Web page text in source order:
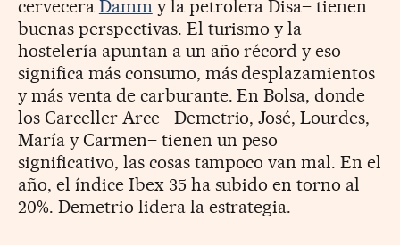
cervecera Dammy la petrolera Disa– tienen
buenas perspectivas. El turismo y la
hostelería apuntan a un año récord y eso
significa más consumo, más desplazamientos
y más venta de carburante. En Bolsa, donde
los Carceller Arce –Demetrio, José, Lourdes,
María y Carmen– tienen un peso
significativo, las cosas tampoco van mal. En el
año, el índice Ibex 35 ha subido en torno al
20%. Demetrio lidera la estrategia.